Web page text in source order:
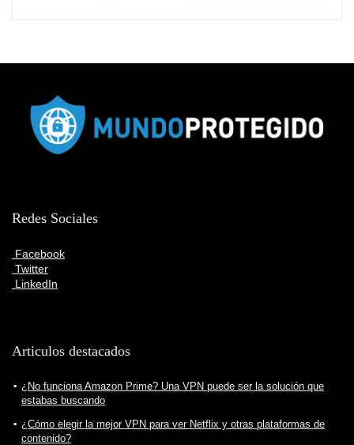
Redes Sociales
Facebook
Twitter
LinkedIn
Articulos destacados
¿No funciona Amazon Prime? Una VPN puede ser la solución que
estabas buscando
¿Cómo elegir la mejor VPN para ver Netflix y otras plataformas de
contenido?